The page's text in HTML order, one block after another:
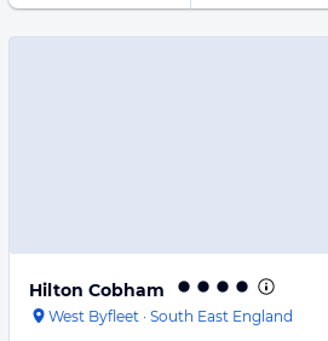
Hilton Cobham
West Byfleet · South East England